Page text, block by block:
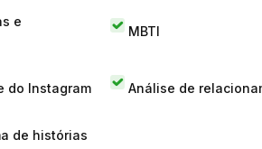
e
MBTI
do Instagram Análise de
de histórias